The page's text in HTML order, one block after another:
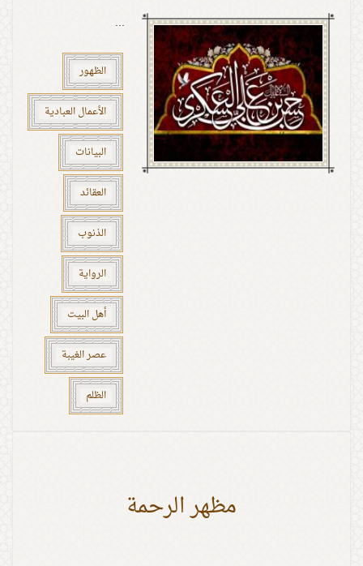
...
الظهور
الأعمال العبادية
البيانات
العقائد
الذنوب
الرواية
أهل البيت
عصر الغيبة
الظلم
مظهر الرحمة